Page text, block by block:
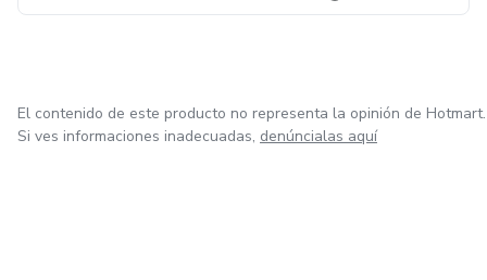
El contenido de este producto no representa la opinión de Hotmart.
Si ves informaciones inadecuadas, denúncialas aquí